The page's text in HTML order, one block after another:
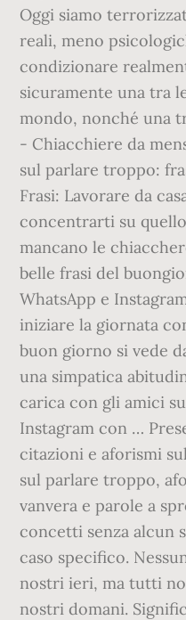
Oggi siamo
reali, meno
condizionare
sicuramente una tra
mondo, nonché una
- Chiacchiere da
sul parlare troppo:
Frasi: Lavorare da
concentrarti su
mancano le
belle frasi del
WhatsApp e
iniziare la giornata
buon giorno si vede
una simpatica
carica con gli amici
Instagram con …
citazioni e aforismi
sul parlare troppo,
vanvera e parole a
concetti senza alcun
caso specifico.
nostri ieri, ma tutti
nostri domani.